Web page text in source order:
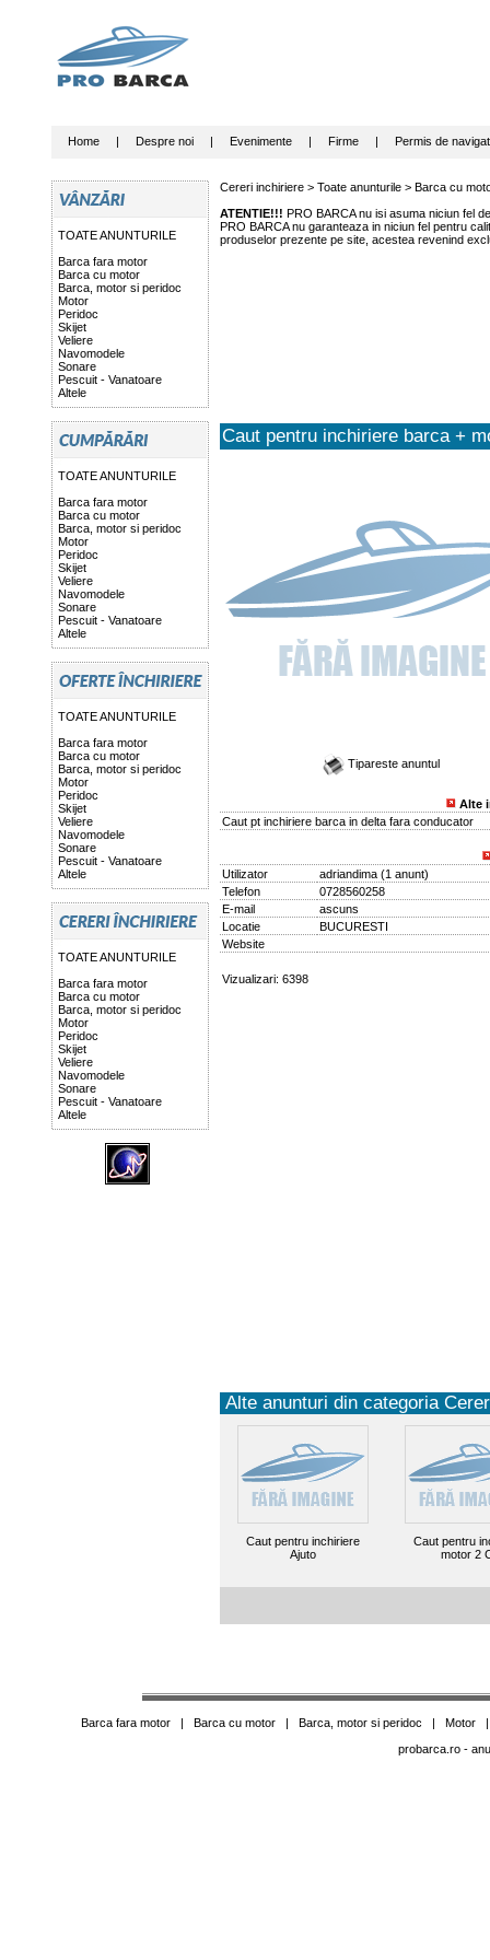
Home| Despre noi| Evenimente| Firme| Permis de
TOATE ANUNTURILE
Barca fara motor
Barca cu motor
Barca, motor si peridoc
Motor
Peridoc
Skijet
Veliere
Navomodele
Sonare
Pescuit - Vanatoare
Altele
TOATE ANUNTURILE
Barca fara motor
Barca cu motor
Barca, motor si peridoc
Motor
Peridoc
Skijet
Veliere
Navomodele
Sonare
Pescuit - Vanatoare
Altele
TOATE ANUNTURILE
Barca fara motor
Barca cu motor
Barca, motor si peridoc
Motor
Peridoc
Skijet
Veliere
Navomodele
Sonare
Pescuit - Vanatoare
Altele
TOATE ANUNTURILE
Barca fara motor
Barca cu motor
Barca, motor si peridoc
Motor
Peridoc
Skijet
Veliere
Navomodele
Sonare
Pescuit - Vanatoare
Altele
Cereri inchiriere > Toate anunturile> Barca cu
ATENTIE!!! PRO BARCA nu isi asuma niciun fel
PRO BARCA nu garanteaza in niciun fel pentru
produselor prezente pe site, acestea revenind
Caut pentru inchiriere barca +
Tipareste anuntul
Alte
Caut pt inchiriere barca in delta fara conducator
Utilizator adriandima(1 anunt)
Telefon
0728560258
E-mail
ascuns
Locatie
BUCURESTI
Website
Vizualizari: 6398
Alte anunturi din categoria
Caut pentru inchiriere
Ajuto
Caut pentru
motor 2
Barca fara motor| Barca cu motor| Barca, motor si peridoc | Motor
probarca.ro-